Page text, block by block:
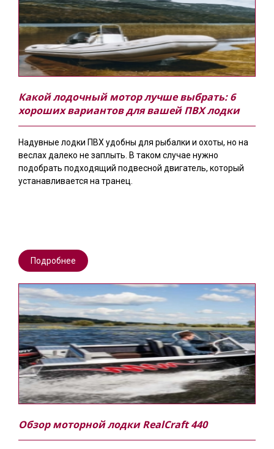
Какой лодочный мотор лучше выбрать: 6
хороших вариантов для вашей ПВХ лодки
Надувные лодки ПВХ удобны для рыбалки и охоты, но на
веслах далеко не заплыть. В таком случае нужно
подобрать подходящий подвесной двигатель, который
устанавливается на транец.
Подробнее
Обзор моторной лодки RealCraft 440